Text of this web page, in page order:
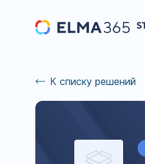
К списку решений